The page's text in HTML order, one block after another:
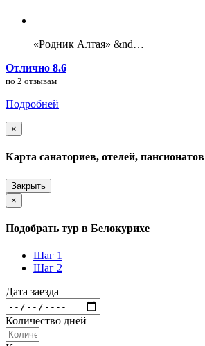
«Родник Алтая» &nd…
Отлично 8.6
по 2 отзывам
Подробней
×
Карта санаториев, отелей, пансионатов
Закрыть
×
Подобрать тур в Белокурихе
Шаг 1
Шаг 2
Дата заезда
Количество дней